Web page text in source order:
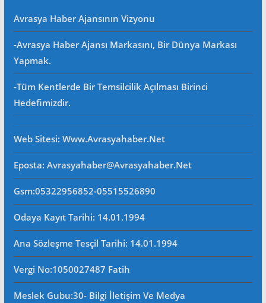
Avrasya Haber Ajansının Vizyonu
-Avrasya Haber Ajansı Markasını, Bir Dünya Markası
Yapmak.
-Tüm Kentlerde Bir Temsilcilik Açılması Birinci
Hedefimizdir.
Web Sitesi: Www.avrasyahaber.net
Eposta: Avrasyahaber@avrasyahaber.net
Gsm:05322956852-05515526890
Odaya Kayıt Tarihi: 14.01.1994
Ana Sözleşme Tesçil Tarihi: 14.01.1994
Vergi No:1050027487 Fatih
Meslek Gubu:30- Bilgi İletişim Ve Medya